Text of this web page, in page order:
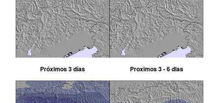
Próximos 3 días Proximos 3 - 6 dias